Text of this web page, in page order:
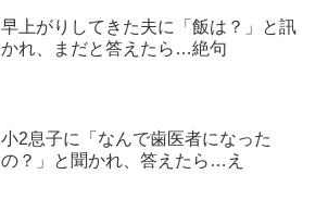
早上がりしてきた夫に「飯は？」と訊
かれ、まだと答えたら…絶句
小2息子に「なんで歯医者になった
の？」と聞かれ、答えたら…え